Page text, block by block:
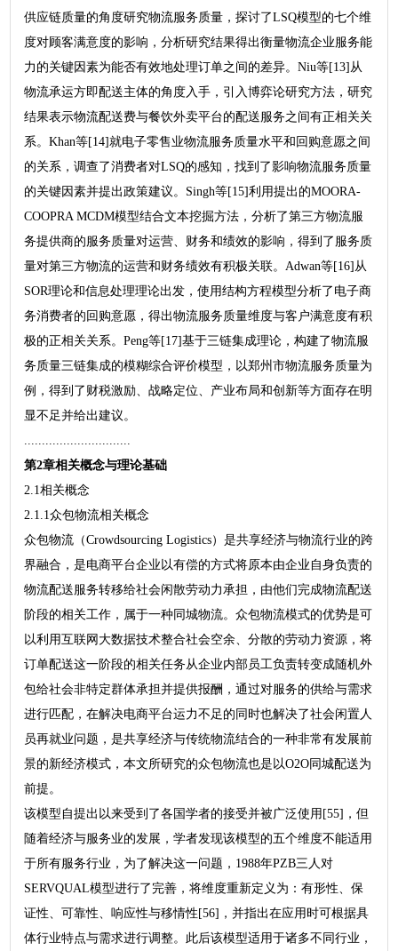
供应链质量的角度研究物流服务质量，探讨了LSQ模型的七个维
度对顾客满意度的影响，分析研究结果得出衡量物流企业服务能
力的关键因素为能否有效地处理订单之间的差异。Niu等[13]从
物流承运方即配送主体的角度入手，引入博弈论研究方法，研究
结果表示物流配送费与餐饮外卖平台的配送服务之间有正相关关
系。Khan等[14]就电子零售业物流服务质量水平和回购意愿之间
的关系，调查了消费者对LSQ的感知，找到了影响物流服务质量
的关键因素并提出政策建议。Singh等[15]利用提出的MOORA-
COOPRA MCDM模型结合文本挖掘方法，分析了第三方物流服
务提供商的服务质量对运营、财务和绩效的影响，得到了服务质
量对第三方物流的运营和财务绩效有积极关联。Adwan等[16]从
SOR理论和信息处理理论出发，使用结构方程模型分析了电子商
务消费者的回购意愿，得出物流服务质量维度与客户满意度有积
极的正相关关系。Peng等[17]基于三链集成理论，构建了物流服
务质量三链集成的模糊综合评价模型，以郑州市物流服务质量为
例，得到了财税激励、战略定位、产业布局和创新等方面存在明
显不足并给出建议。
第2章相关概念与理论基础
2.1相关概念
2.1.1众包物流相关概念
众包物流（Crowdsourcing Logistics）是共享经济与物流行业的跨
界融合，是电商平台企业以有偿的方式将原本由企业自身负责的
物流配送服务转移给社会闲散劳动力承担，由他们完成物流配送
阶段的相关工作，属于一种同城物流。众包物流模式的优势是可
以利用互联网大数据技术整合社会空余、分散的劳动力资源，将
订单配送这一阶段的相关任务从企业内部员工负责转变成随机外
包给社会非特定群体承担并提供报酬，通过对服务的供给与需求
进行匹配，在解决电商平台运力不足的同时也解决了社会闲置人
员再就业问题，是共享经济与传统物流结合的一种非常有发展前
景的新经济模式，本文所研究的众包物流也是以O2O同城配送为
前提。
该模型自提出以来受到了各国学者的接受并被广泛使用[55]，但
随着经济与服务业的发展，学者发现该模型的五个维度不能适用
于所有服务行业，为了解决这一问题，1988年PZB三人对
SERVQUAL模型进行了完善，将维度重新定义为：有形性、保
证性、可靠性、响应性与移情性[56]，并指出在应用时可根据具
体行业特点与需求进行调整。此后该模型适用于诸多不同行业，